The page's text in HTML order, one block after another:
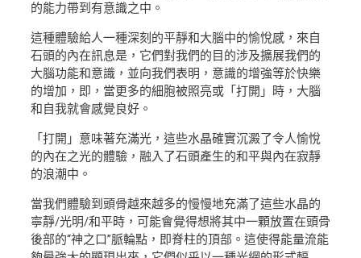
的能力帶到有意識之中。
這種體驗給人一種深刻的平靜和大腦中的愉悅感，來自
石頭的內在訊息是，它們對我們的目的涉及擴展我們的
大腦功能和意識，並向我們表明，意識的增強等於快樂
的增加，即，當更多的細胞被照亮或「打開」時，大腦
和自我就會感覺良好。
「打開」意味著充滿光，這些水晶確實沉澱了令人愉悅
的內在之光的體驗，融入了石頭產生的和平與內在寂靜
的浪潮中。
當我們體驗到頭骨越來越多的慢慢地充滿了這些水晶的
寧靜/光明/和平時，可能會覺得想將其中一顆放置在頭骨
後部的“神之口”脈輪點，即脊柱的頂部。這使得能量流能